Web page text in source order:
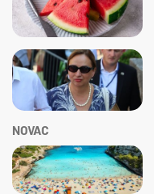
NOVAC